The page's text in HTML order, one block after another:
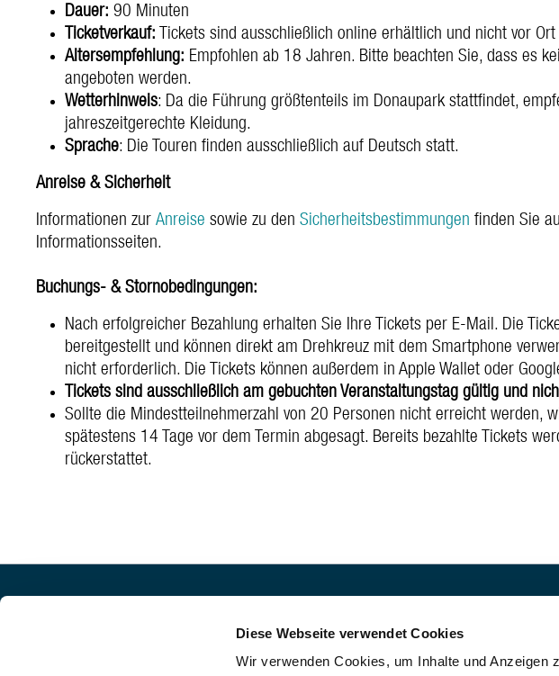
Diese Webseite verwendet Cookies
Wir verwenden Cookies, um Inhalte und
Dauer: 90 Minuten
Ticketverkauf: Tickets sind ausschließlich online erhältlich und nicht vor Ort
Altersempfehlung: Empfohlen ab 18 Jahren. Bitte beachten Sie, dass es
angeboten werden.
Wetterhinweis: Da die Führung größtenteils im Donaupark stattfindet,
jahreszeitgerechte Kleidung.
Sprache: Die Touren finden ausschließlich auf Deutsch statt.
Anreise & Sicherheit
Informationen zur Anreise sowie zu den Sicherheitsbestimmungen finden Sie
Informationsseiten.
Buchungs- & Stornobedingungen:
Nach erfolgreicher Bezahlung erhalten Sie Ihre Tickets per E-Mail. Die
bereitgestellt und können direkt am Drehkreuz mit dem Smartphone
nicht erforderlich. Die Tickets können außerdem in Apple Wallet oder
Tickets sind ausschließlich am gebuchten Veranstaltungstag gültig und
Sollte die Mindestteilnehmerzahl von 20 Personen nicht erreicht werden,
spätestens 14 Tage vor dem Termin abgesagt. Bereits bezahlte Tickets
rückerstattet.
Welcome Desk
Donauturm Aussichtsturm- und